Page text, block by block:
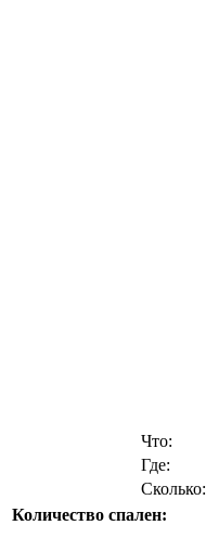
Что:
Где:
Сколько:
Количество спален: